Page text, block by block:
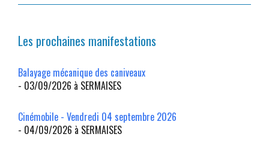
Les prochaines manifestations
Balayage mécanique des caniveaux
- 03/09/2026 à SERMAISES
Cinémobile - Vendredi 04 septembre 2026
- 04/09/2026 à SERMAISES